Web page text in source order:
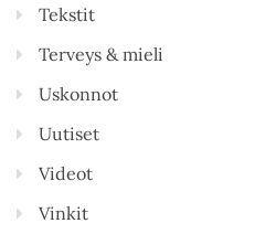
Tekstit
Terveys & mieli
Uskonnot
Uutiset
Videot
Vinkit